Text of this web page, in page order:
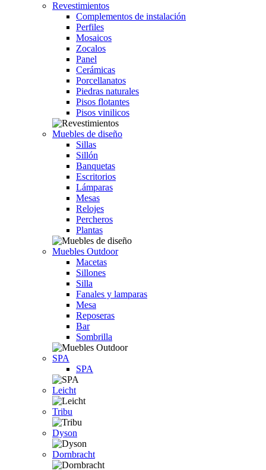
Revestimientos
Complementos de instalación
Perfiles
Mosaicos
Zocalos
Panel
Cerámicas
Porcellanatos
Piedras naturales
Pisos flotantes
Pisos vinilicos
Muebles de diseño
Sillas
Sillón
Banquetas
Escritorios
Lámparas
Mesas
Relojes
Percheros
Plantas
Muebles Outdoor
Macetas
Sillones
Silla
Fanales y lamparas
Mesa
Reposeras
Bar
Sombrilla
SPA
SPA
Leicht
Tribu
Dyson
Dornbracht